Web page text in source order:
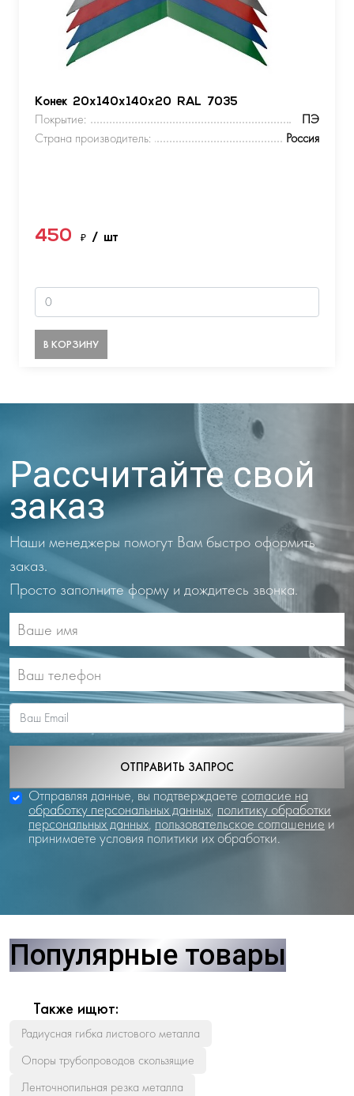
Конек 20х140х140х20 RAL 7035
Покрытие:
ПЭ
Страна производитель:
Россия
450 ₽ / шт
В КОРЗИНУ
Рассчитайте свой
заказ
Наши менеджеры помогут Вам быстро оформить
заказ.
Просто заполните форму и дождитесь звонка.
ОТПРАВИТЬ ЗАПРОС
Отправляя данные, вы подтверждаете согласие на
обработку персональных данных, политику обработки
персональных данных, пользовательское соглашение и
принимаете условия политики их обработки.
Популярные товары
Также ищют:
Радиусная гибка листового металла
Опоры трубопроводов скользящие
Ленточнопильная резка металла